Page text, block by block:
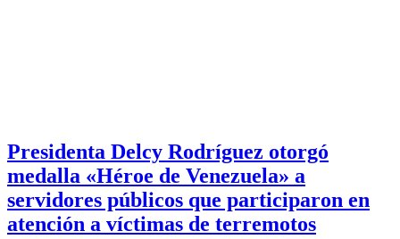
Presidenta Delcy Rodríguez otorgó
medalla «Héroe de Venezuela» a
servidores públicos que participaron en
atención a víctimas de terremotos